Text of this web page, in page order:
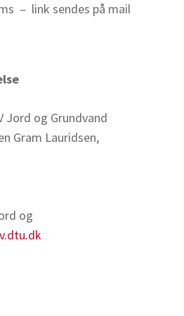
– link sendes på mail
Jord og Grundvand
Gram Lauridsen,
og